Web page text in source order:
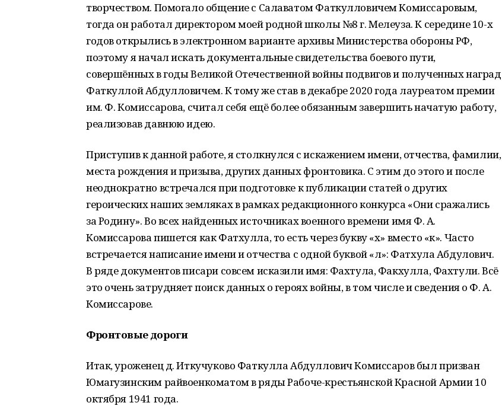
творчеством. Помогало общение с Салаватом Фаткулловичем Комиссаровым,
тогда он работал директором моей родной школы №8 г. Мелеуза. К середине 10-х
годов открылись в электронном варианте архивы Министерства обороны РФ,
поэтому я начал искать документальные свидетельства боевого пути,
совершённых в годы Великой Отечественной войны подвигов и полученных наград
Фаткуллой Абдулловичем. К тому же став в декабре 2020 года лауреатом премии
им. Ф. Комиссарова, считал себя ещё более обязанным завершить начатую работу,
реализовав давнюю идею.
Приступив к данной работе, я столкнулся с искажением имени, отчества, фамилии,
места рождения и призыва, других данных фронтовика. С этим до этого и после
неоднократно встречался при подготовке к публикации статей о других
героических наших земляках в рамках редакционного конкурса «Они сражались
за Родину». Во всех найденных источниках военного времени имя Ф. А.
Комиссарова пишется как Фатхулла, то есть через букву «х» вместо «к». Часто
встречается написание имени и отчества с одной буквой «л»: Фатхула Абдулович.
В ряде документов писари совсем исказили имя: Фахтула, Факхулла, Фахтули. Всё
это очень затрудняет поиск данных о героях войны, в том числе и сведения о Ф. А.
Комиссарове.
Фронтовые дороги
Итак, уроженец д. Иткучуково Фаткулла Абдуллович Комиссаров был призван
Юмагузинским райвоенкоматом в ряды Рабоче-крестьянской Красной Армии 10
октября 1941 года.